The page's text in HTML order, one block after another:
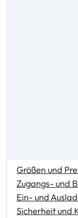
Größen und
Zugangs- und
Ein- und
Sicherheit und